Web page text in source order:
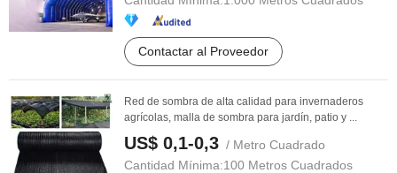
Contactar al Proveedor
Red de sombra de alta calidad para invernaderos
agrícolas, malla de sombra para jardín, patio y ...
US$ 0,1-0,3 / Metro Cuadrado
Cantidad Mínima:100 Metros Cuadrados